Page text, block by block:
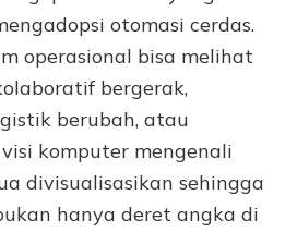
otomasi cerdas.
operasional bisa melihat
bergerak,
berubah, atau
komputer mengenali
divisualisasikan sehingga
hanya deret angka di